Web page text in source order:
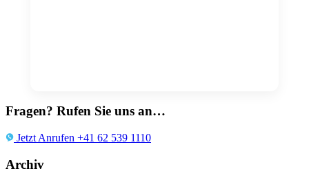
Fragen? Rufen Sie uns an…
Jetzt Anrufen +41 62 539 1110
Archiv